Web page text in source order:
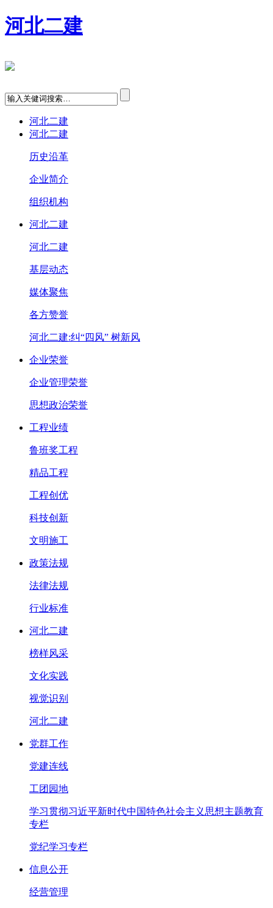
河北二建
河北二建
河北二建
历史沿革
企业简介
组织机构
河北二建
河北二建
基层动态
媒体聚焦
各方赞誉
河北二建:纠“四风” 树新风
企业荣誉
企业管理荣誉
思想政治荣誉
工程业绩
鲁班奖工程
精品工程
工程创优
科技创新
文明施工
政策法规
法律法规
行业标准
河北二建
榜样风采
文化实践
视觉识别
河北二建
党群工作
党建连线
工团园地
学习贯彻习近平新时代中国特色社会主义思想主题教育
专栏
党纪学习专栏
信息公开
经营管理